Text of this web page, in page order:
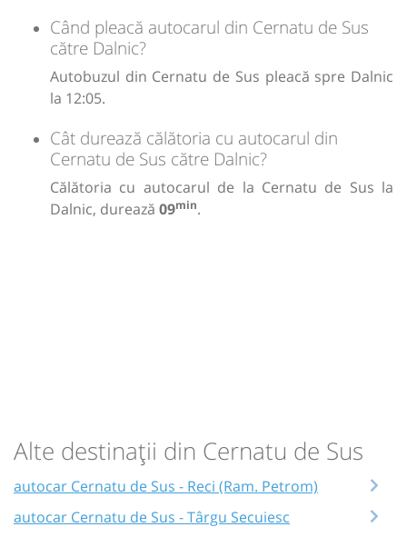
Când pleacă autocarul din Cernatu de Sus
către Dalnic?
Autobuzul din Cernatu de Sus pleacă spre Dalnic
la 12:05.
Cât durează călătoria cu autocarul din
Cernatu de Sus către Dalnic?
Călătoria cu autocarul de la Cernatu de Sus la
Dalnic, durează 09min.
Alte destinații din Cernatu de Sus
autocar Cernatu de Sus - Reci (Ram. Petrom)
autocar Cernatu de Sus - Târgu Secuiesc